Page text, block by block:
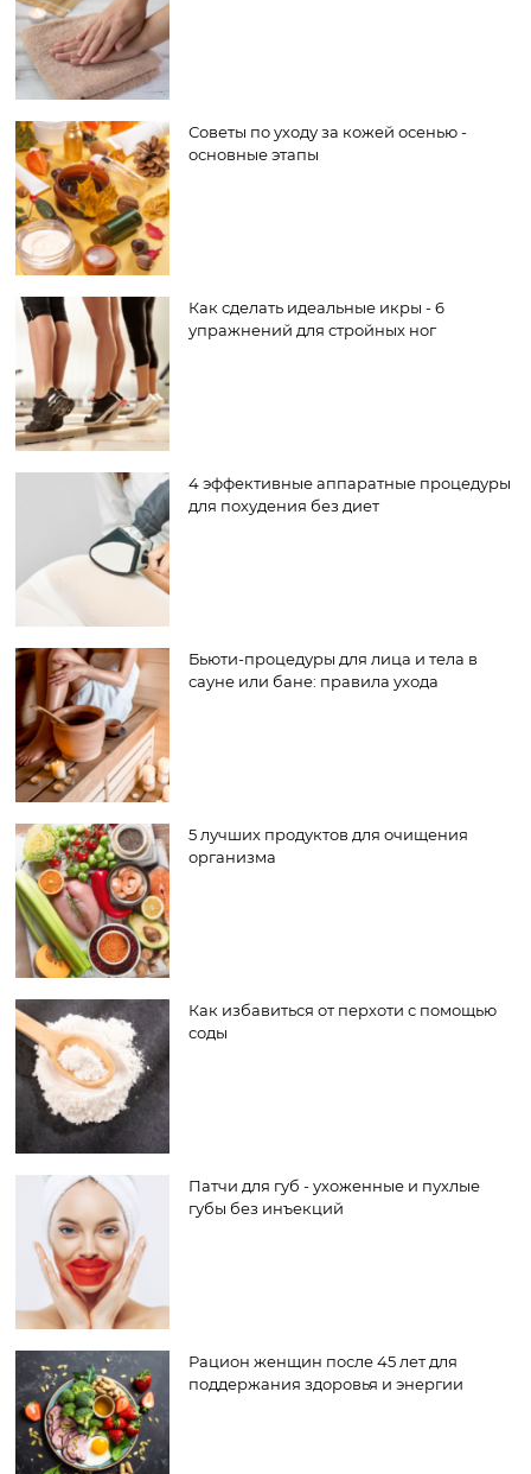
Советы по уходу за кожей осенью -
основные этапы
Как сделать идеальные икры - 6
упражнений для стройных ног
4 эффективные аппаратные процедуры
для похудения без диет
Бьюти-процедуры для лица и тела в
сауне или бане: правила ухода
5 лучших продуктов для очищения
организма
Как избавиться от перхоти с помощью
соды
Патчи для губ - ухоженные и пухлые
губы без инъекций
Рацион женщин после 45 лет для
поддержания здоровья и энергии